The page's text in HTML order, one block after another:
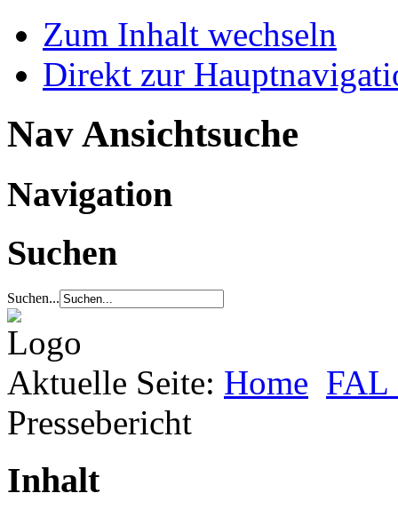
Zum Inhalt wechseln
Direkt zur
Nav Ansichtsuche
Navigation
Suchen
Suchen...
Aktuelle Seite: Home FAL
Pressebericht
Inhalt